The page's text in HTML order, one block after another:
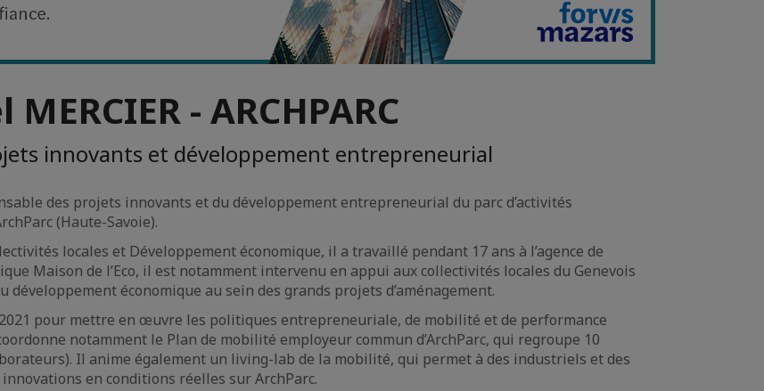
MERCIER - ARCHPARC
innovants et développement entrepreneurial
des projets innovants et du développement entrepreneurial du parc d’activités
(Haute-Savoie).
locales et Développement économique, il a travaillé pendant 17 ans à l’agence de
Maison de l’Eco, il est notamment intervenu en appui aux collectivités locales du Genevois
développement économique au sein des grands projets d’aménagement.
pour mettre en œuvre les politiques entrepreneuriale, de mobilité et de performance
notamment le Plan de mobilité employeur commun d’ArchParc, qui regroupe 10
Il anime également un living-lab de la mobilité, qui permet à des industriels et des
en conditions réelles sur ArchParc.